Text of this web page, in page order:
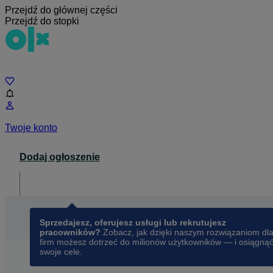
Przejdź do głównej części
Przejdź do stopki
Twoje konto
Dodaj ogłoszenie
Sprzedajesz, oferujesz usługi lub rekrutujesz
pracowników? Zobacz, jak dzięki naszym rozwiązaniom dla
firm możesz dotrzeć do milionów użytkowników — i osiągnąć
swoje cele.